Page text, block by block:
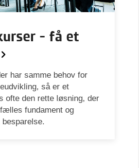
- få et
har samme behov for
så er et
ofte den rette løsning, der
fundament og